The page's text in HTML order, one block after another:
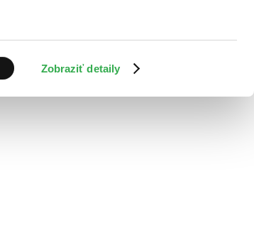
Zobraziť detaily